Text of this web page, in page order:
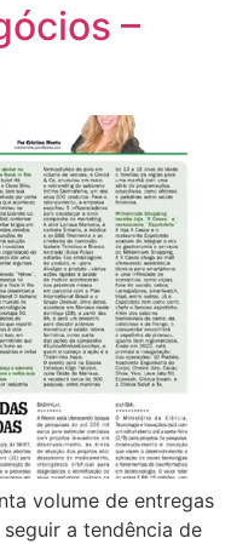
–
volume de entregas
a tendência de